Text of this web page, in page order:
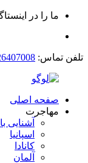
ما را در
تلفن تماس:
صفحه اصلی
مهاجرت
آشنایی
اسپانیا
کانادا
آلمان